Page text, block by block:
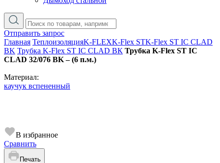
Отправить запрос
Главная ТеплоизоляцияK-FLEXK-Flex STK-Flex ST IC CLAD
BK Трубка K-Flex ST IC CLAD ВК Трубка K-Flex ST IC
CLAD 32/076 BK – (6 п.м.)
Материал:
каучук вспененный
В избранное
Сравнить
Печать